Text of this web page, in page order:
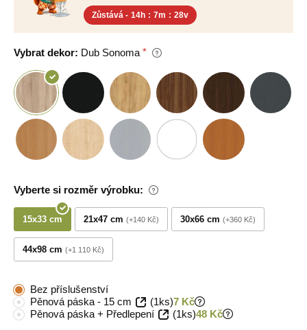
Zůstává - 14h : 7m : 27v
Vybrat dekor: Dub Sonoma
Vyberte si rozměr výrobku:
15x33 cm 21x47 cm +140 Kč 30x66 cm +360 Kč
44x98 cm +1 110 Kč
Bez příslušenství
Pěnová páska - 15 cm
(1ks)7 Kč
Pěnová páska + Předlepení
(1ks)48 Kč